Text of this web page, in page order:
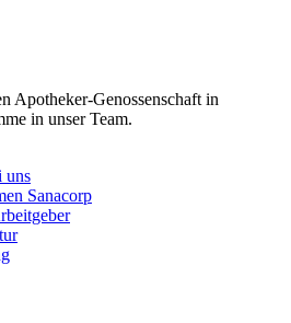
Apotheker-Genossenschaft in
in unser Team.
uns
Sanacorp